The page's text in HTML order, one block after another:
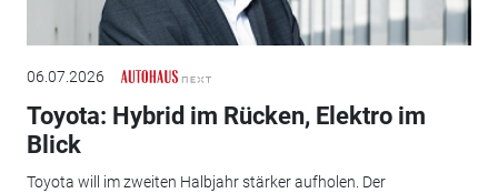
06.07.2026
Toyota: Hybrid im Rücken, Elektro im
Blick
Toyota will im zweiten Halbjahr stärker aufholen. Der